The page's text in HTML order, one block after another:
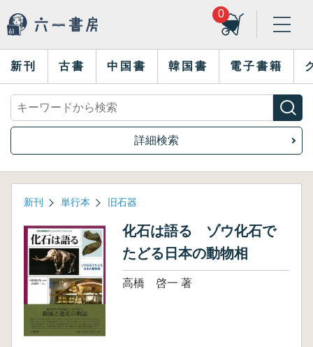
0
新刊 古書 中国書 韓国書 電子書籍
詳細検索
新刊 単行本 旧石器
化石は語る ゾウ化石で
たどる日本の動物相
高橋 啓一 著